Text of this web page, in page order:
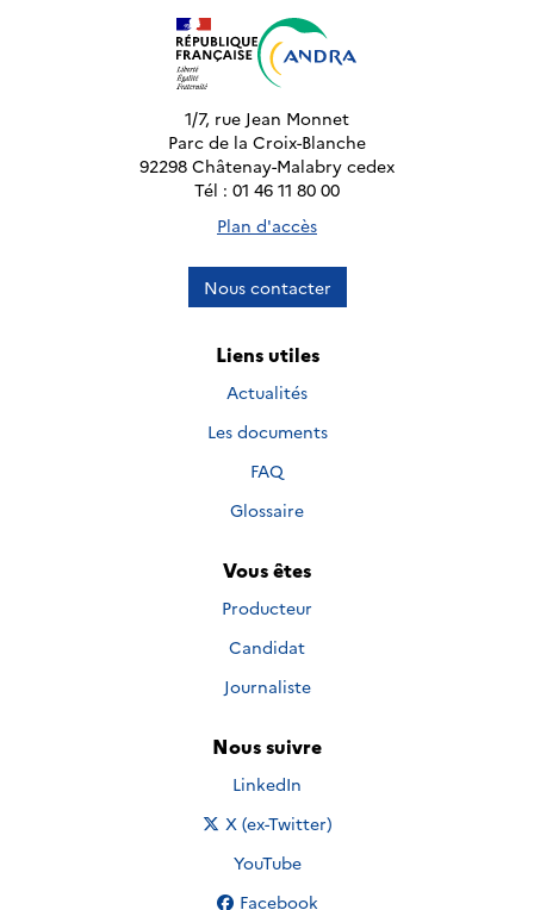
1/7, rue Jean Monnet
Parc de la Croix-Blanche
92298 Châtenay-Malabry cedex
Tél : 01 46 11 80 00
Plan d'accès
Nous contacter
Liens utiles
Actualités
Les documents
FAQ
Glossaire
Vous êtes
Producteur
Candidat
Journaliste
Nous suivre
Nous suivre sur
LinkedIn
Nous suivre sur
X (ex-Twitter)
Nous suivre sur
YouTube
Nous suivre sur
Facebook